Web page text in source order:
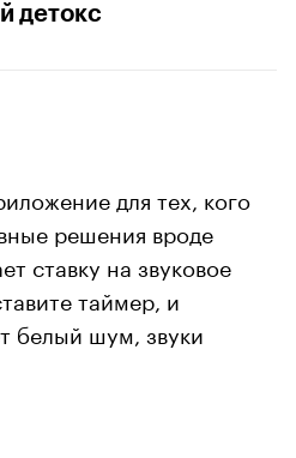
детокс
для тех, кого
решения вроде
ставку на звуковое
таймер, и
белый шум, звуки